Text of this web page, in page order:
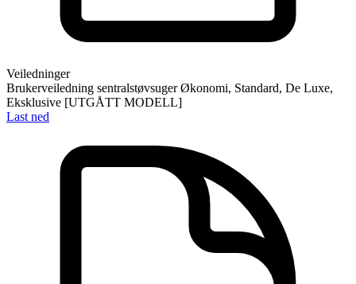
Veiledninger
Brukerveiledning sentralstøvsuger Økonomi, Standard, De Luxe,
Eksklusive [UTGÅTT MODELL]
Last ned